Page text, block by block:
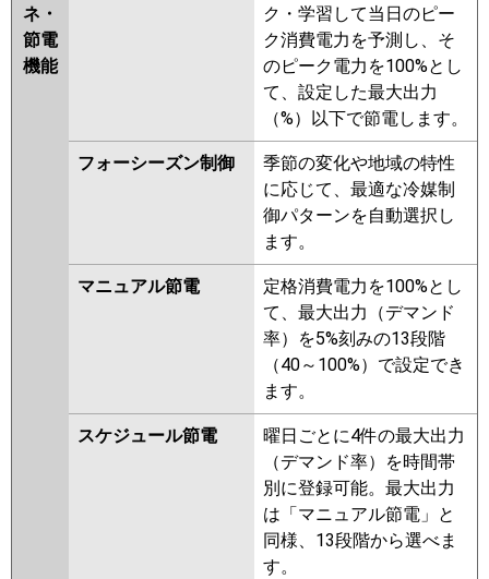
ZRMP80G2
PDZX-ZRMP80GZ
PDZX-ZRMP80GY PDZX-
ZRMP80GV PDZX-ZRMP80GR
RCB-GP80RGHP8 RCB-
GP80RGHP7 RCB-GP80RGHP6
RCB-GP80RGHP5 RCB-
GP80RGHP4 RCB-AP80GHP7-
RCB-AP80GHP7 RCB-
GP80RGHP3
三菱重工
FDRZ805HP5SA-ca
FDRZ805HP5SA-sil
FDRZ805HP5S-ca
FDRZ805HP5S-sil FDRZ805HP5S-
FDRZ805HP5S-canvas
パナソニック
ネ・
節電
機能
ク・学習して当日のピー
ク消費電力を予測し、そ
のピーク電力を100%とし
て、設定した最大出力
（%）以下で節電します。
フォーシーズン制御
季節の変化や地域の特性
に応じて、最適な冷媒制
御パターンを自動選択し
ます。
マニュアル節電
定格消費電力を100%とし
て、最大出力（デマンド
率）を5%刻みの13段階
（40～100%）で設定でき
ます。
スケジュール節電
曜日ごとに4件の最大出力
（デマンド率）を時間帯
別に登録可能。最大出力
は「マニュアル節電」と
同様、13段階から選べま
す。